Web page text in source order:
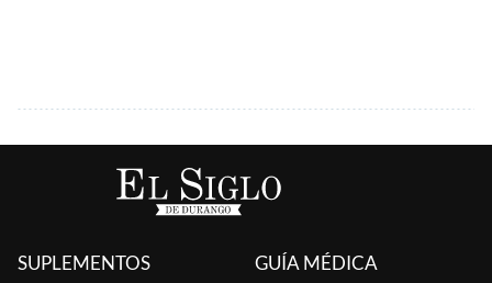
SUPLEMENTOS
GUÍA MÉDICA